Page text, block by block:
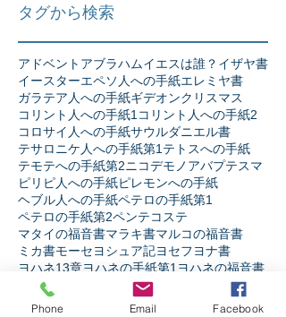
タグから検索
アドベント アブラハムイエスは誰？ イザヤ書
イースターエペソ人への手紙エレミヤ書
ガラテア人への手紙ギデオンクリスマス
コリント人への手紙1 コリント人への手紙2
コロサイ人への手紙サウルダニエル書
テサロニケ人への手紙第1 テトスへの手紙
テモテへの手紙第2ニコデモ ノアバプテスマ
ピリピ人への手紙ピレモンへの手紙
ヘブル人への手紙ペテロの手紙第1
ペテロの手紙第2ペンテコステ
マタイの福音書マラキ書マルコの福音書
ミカ書モーセヨシュア記ヨセフヨナ書
ヨハネ13章ヨハネの手紙第1 ヨハネの福音書
ヨハネの黙示録
ヨブ記リバイバル
ルカの福音書
レビ記
ローマ人への手紙
Phone Email Facebook